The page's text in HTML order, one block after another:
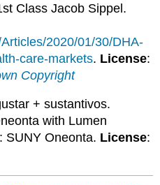
Class Jacob Sippel.
2020/01/30/DHA-
care-markets. License:
Copyright
+ sustantivos.
with Lumen
: SUNY Oneonta. License: